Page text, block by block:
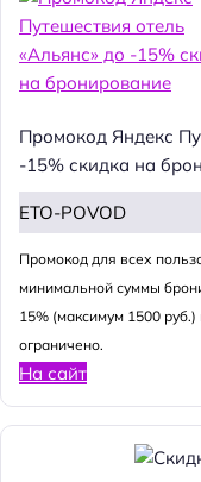
Промокод Яндекс
-15% скидка на
ETO-POVOD
Промокод для всех
минимальной суммы
15% (максимум 1500
ограничено.
На сайт